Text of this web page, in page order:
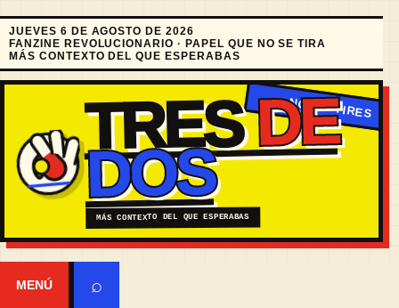
JUEVES 6 DE AGOSTO DE 2026
FANZINE REVOLUCIONARIO · PAPEL QUE NO SE TIRA
MÁS CONTEXTO DEL QUE ESPERABAS
TRESDE
DOS
MÁS CONTEXTO DEL QUE ESPERABAS
MENÚ ⌕